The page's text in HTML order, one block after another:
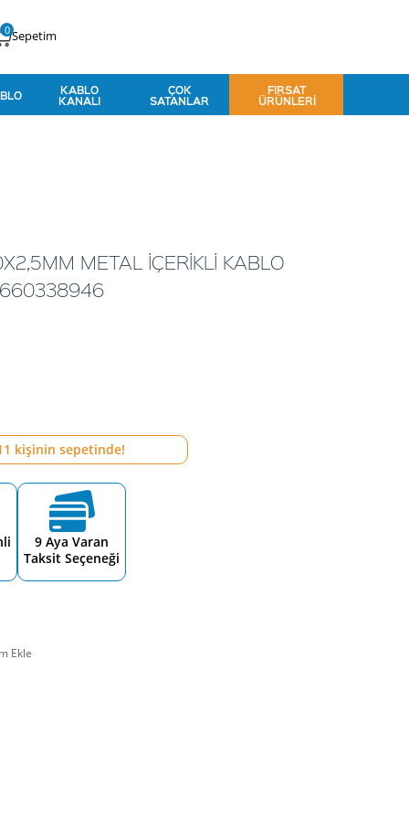
Sepetim
0
KABLO
KANALI
ÇOK
SATANLAR
FIRSAT
ÜRÜNLERI
METAL İÇERİKLİ KABLO
kişinin sepetinde!
9 Aya Varan
Taksit Seçeneği
Ekle